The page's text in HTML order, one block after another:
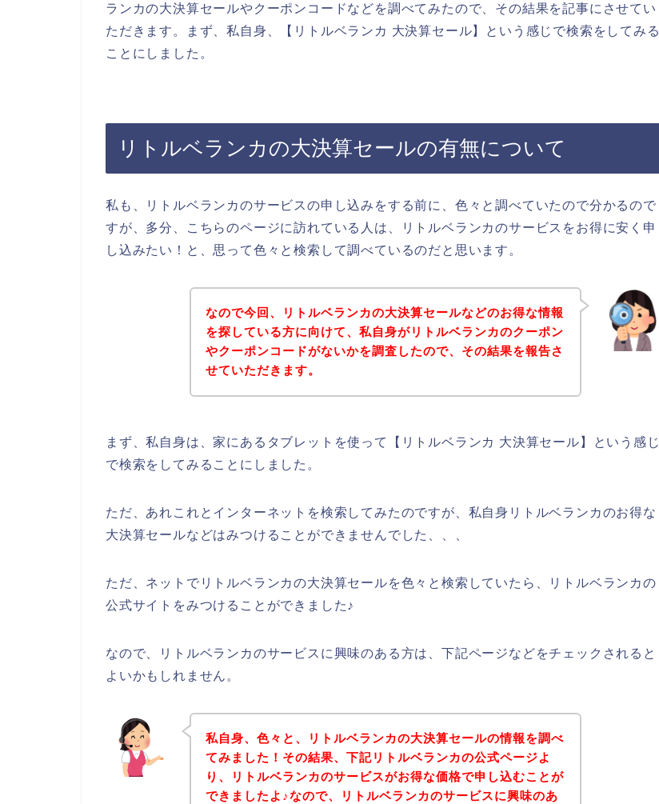
ランカの大決算セールやクーポンコードなどを調べてみたので、その結果を記事にさせてい
ただきます。まず、私自身、【リトルベランカ 大決算セール】という感じで検索をしてみる
ことにしました。
リトルベランカの大決算セールの有無について
私も、リトルベランカのサービスの申し込みをする前に、色々と調べていたので分かるので
すが、多分、こちらのページに訪れている人は、リトルベランカのサービスをお得に安く申
し込みたい！と、思って色々と検索して調べているのだと思います。
なので今回、リトルベランカの大決算セールなどのお得な情報
を探している方に向けて、私自身がリトルベランカのクーポン
やクーポンコードがないかを調査したので、その結果を報告さ
せていただきます。
まず、私自身は、家にあるタブレットを使って【リトルベランカ 大決算セール】という感じ
で検索をしてみることにしました。
ただ、あれこれとインターネットを検索してみたのですが、私自身リトルベランカのお得な
大決算セールなどはみつけることができませんでした、、、
ただ、ネットでリトルベランカの大決算セールを色々と検索していたら、リトルベランカの
公式サイトをみつけることができました♪
なので、リトルベランカのサービスに興味のある方は、下記ページなどをチェックされると
よいかもしれません。
私自身、色々と、リトルベランカの大決算セールの情報を調べ
てみました！その結果、下記リトルベランカの公式ページよ
り、リトルベランカのサービスがお得な価格で申し込むことが
できましたよ♪なので、リトルベランカのサービスに興味のあ